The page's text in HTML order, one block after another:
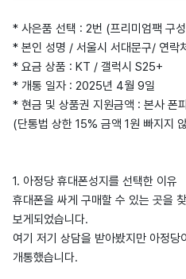
* 사은품 선택 : 2번 (프리미엄팩 구
* 본인 성명 / 서울시 서대문구/ 연
* 요금 상품 : KT / 갤럭시 S25+
* 개통 일자 : 2025년 4월 9일
* 현금 및 상품권 지원금액 : 본사 폰
(단통법 상한 15% 금액 1원 빠지지
1. 아정당 휴대폰성지를 선택한 이유
휴대폰을 싸게 구매할 수 있는 곳을
보게되었습니다.
여기 저기 상담을 받아봤지만 아정당
개통했습니다.